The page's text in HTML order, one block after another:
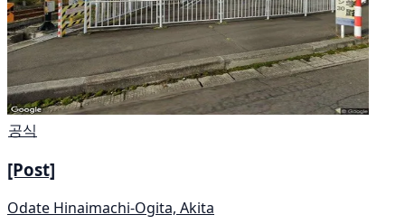
공식
[Post]
Odate Hinaimachi-Ogita, Akita